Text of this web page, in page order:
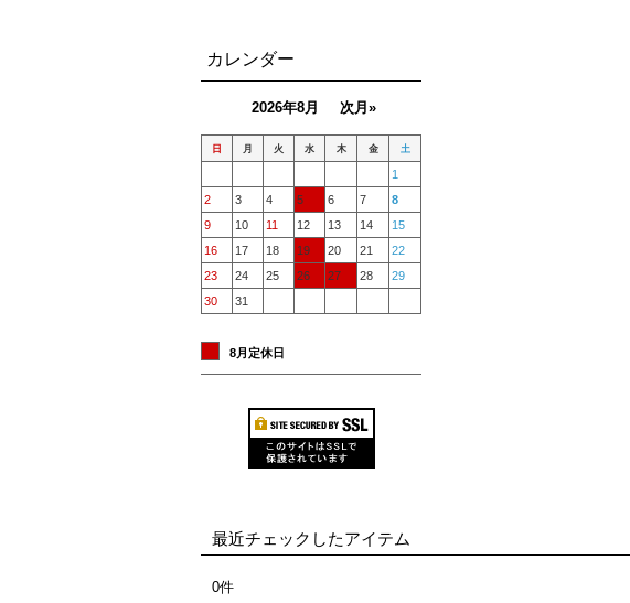
カレンダー
2026年8月 次月»
日 月 火 水 木 金 土
1
2
3 4 5 6 7
8
9
10 11 12 13 14
15
16
17 18 19 20 21
22
23
24 25 26 27 28
29
30
31
8月定休日
最近チェックしたアイテム
0件